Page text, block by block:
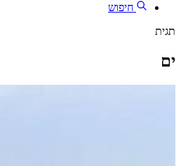
חיפוש
תגית
ים